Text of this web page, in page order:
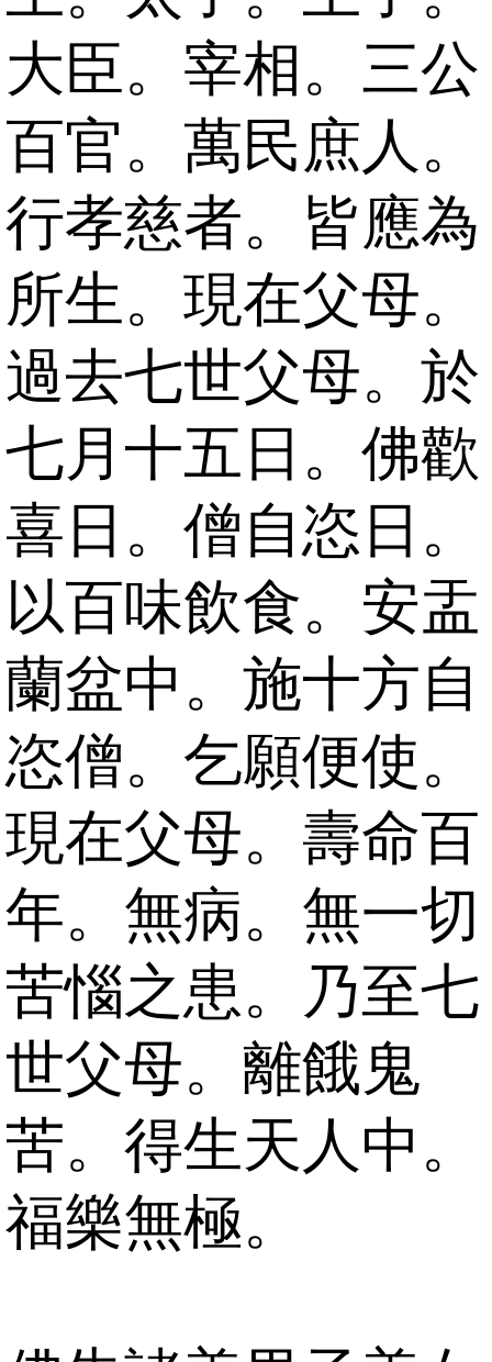
大臣。宰相。三公
百官。萬民庶人。
行孝慈者。皆應為
所生。現在父母。
過去七世父母。於
七月十五日。佛歡
喜日。僧自恣日。
以百味飲食。安盂
蘭盆中。施十方自
恣僧。乞願便使。
現在父母。壽命百
年。無病。無一切
苦惱之患。乃至七
世父母。離餓鬼
苦。得生天人中。
福樂無極。